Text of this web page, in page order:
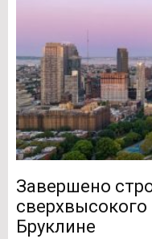
Завершено
сверхвысокого
Бруклине